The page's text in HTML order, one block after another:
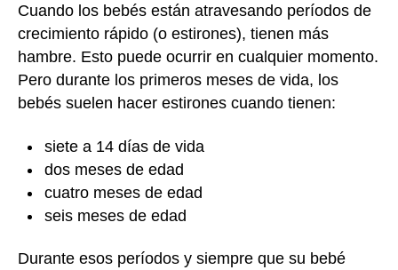
Cuando los bebés están atravesando períodos de
crecimiento rápido (o estirones), tienen más
hambre. Esto puede ocurrir en cualquier momento.
Pero durante los primeros meses de vida, los
bebés suelen hacer estirones cuando tienen:
siete a 14 días de vida
dos meses de edad
cuatro meses de edad
seis meses de edad
Durante esos períodos y siempre que su bebé